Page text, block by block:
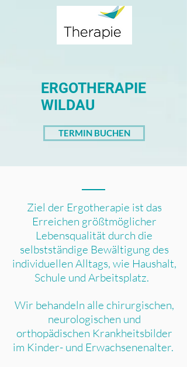
ERGOTHERAPIE
WILDAU
TERMIN BUCHEN
Ziel der Ergotherapie ist das
Erreichen größtmöglicher
Lebensqualität durch die
selbstständige Bewältigung des
individuellen Alltags, wie Haushalt,
Schule und Arbeitsplatz.
Wir behandeln alle chirurgischen,
neurologischen und
orthopädischen Krankheitsbilder
im Kinder- und Erwachsenenalter.